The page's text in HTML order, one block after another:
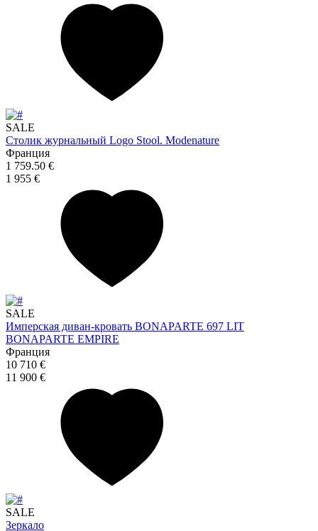
SALE
Столик журнальный Logo Stool. Modenature
Франция
1 759.50 €
1 955 €
SALE
Имперская диван-кровать BONAPARTE 697 LIT
BONAPARTE EMPIRE
Франция
10 710 €
11 900 €
SALE
Зеркало